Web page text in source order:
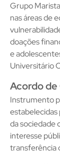
Grupo
nas áreas de
doações
e
Universitário
Acordo
Instrumento
estabelecidas
da sociedade
interesse
transferência